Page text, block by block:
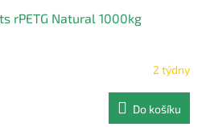
rPETG Natural 1000kg
2 týdny
Do košíku